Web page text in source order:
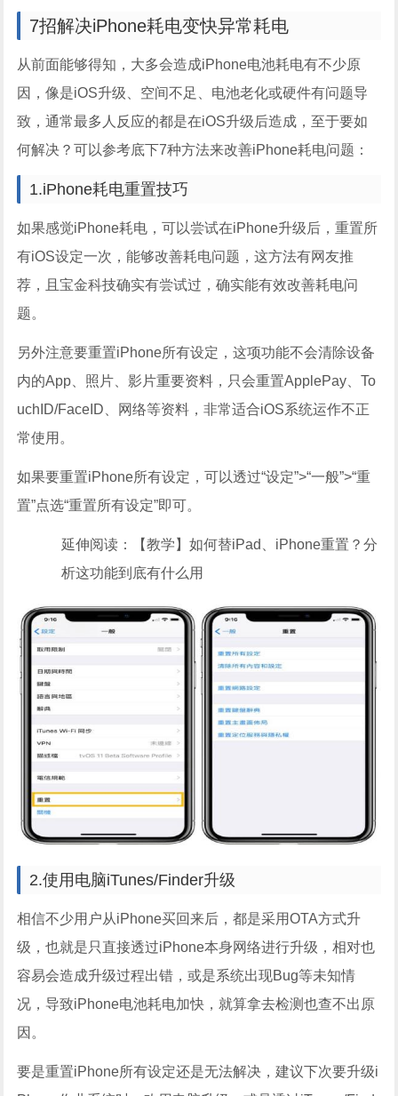
7招解决iPhone耗电变快异常耗电
从前面能够得知，大多会造成iPhone电池耗电有不少原
因，像是iOS升级、空间不足、电池老化或硬件有问题导
致，通常最多人反应的都是在iOS升级后造成，至于要如
何解决？可以参考底下7种方法来改善iPhone耗电问题：
1.iPhone耗电重置技巧
如果感觉iPhone耗电，可以尝试在iPhone升级后，重置所
有iOS设定一次，能够改善耗电问题，这方法有网友推
荐，且宝金科技确实有尝试过，确实能有效改善耗电问
题。
另外注意要重置iPhone所有设定，这项功能不会清除设备
内的App、照片、影片重要资料，只会重置ApplePay、To
uchID/FaceID、网络等资料，非常适合iOS系统运作不正
常使用。
如果要重置iPhone所有设定，可以透过“设定”>“一般”>“重
置”点选“重置所有设定”即可。
延伸阅读：【教学】如何替iPad、iPhone重置？分
析这功能到底有什么用
2.使用电脑iTunes/Finder升级
相信不少用户从iPhone买回来后，都是采用OTA方式升
级，也就是只直接透过iPhone本身网络进行升级，相对也
容易会造成升级过程出错，或是系统出现Bug等未知情
况，导致iPhone电池耗电加快，就算拿去检测也查不出原
因。
要是重置iPhone所有设定还是无法解决，建议下次要升级i